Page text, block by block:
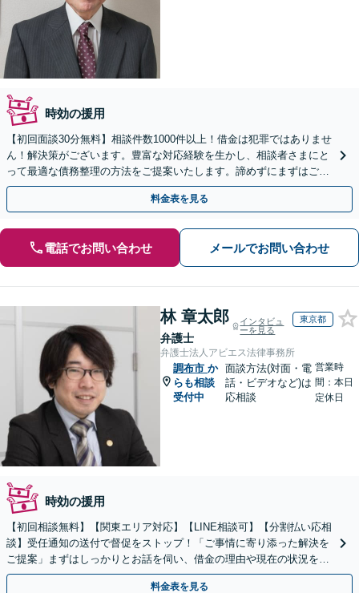
時効の援用
【初回面談30分無料】相談件数1000件以上！借金は犯罪ではありませ
ん！解決策がございます。豊富な対応経験を生かし、相談者さまにと
って最適な債務整理の方法をご提案いたします。諦めずにまずはご相
談ください【弁護士歴40年以上】【調布駅4分】
料金表を見る
電話でお問い合わせ メールでお問い合わせ
林 章太郎
弁護士
インタビュ
ーを見る
東京都
弁護士法人アビエス法律事務所
調布市 か
らも相談
受付中
面談方法(対面・電
話・ビデオなど)は
応相談
営業時
間：本日
定休日
時効の援用
【初回相談無料】【関東エリア対応】【LINE相談可】【分割払い応相
談】受任通知の送付で督促をストップ！「ご事情に寄り添った解決を
ご提案」まずはしっかりとお話を伺い、借金の理由や現在の状況を丁
寧にお聞きするので、ぜひお気軽にご相談ください。
料金表を見る